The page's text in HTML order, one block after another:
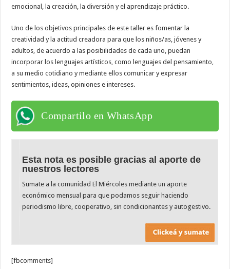
emocional, la creación, la diversión y el aprendizaje práctico.
Uno de los objetivos principales de este taller es fomentar la
creatividad y la actitud creadora para que los niños/as, jóvenes y
adultos, de acuerdo a las posibilidades de cada uno, puedan
incorporar los lenguajes artísticos, como lenguajes del pensamiento,
a su medio cotidiano y mediante ellos comunicar y expresar
sentimientos, ideas, opiniones e intereses.
Compartilo en WhatsApp
Esta nota es posible gracias al aporte de
nuestros lectores
Sumate a la comunidad El Miércoles mediante un aporte
económico mensual para que podamos seguir haciendo
periodismo libre, cooperativo, sin condicionantes y autogestivo.
[fbcomments]